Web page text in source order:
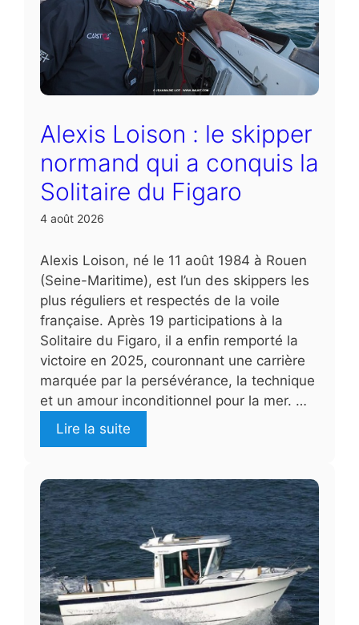
Alexis Loison : le skipper
normand qui a conquis la
Solitaire du Figaro
4 août 2026
Alexis Loison, né le 11 août 1984 à Rouen
(Seine-Maritime), est l’un des skippers les
plus réguliers et respectés de la voile
française. Après 19 participations à la
Solitaire du Figaro, il a enfin remporté la
victoire en 2025, couronnant une carrière
marquée par la persévérance, la technique
et un amour inconditionnel pour la mer. …
Lire la suite